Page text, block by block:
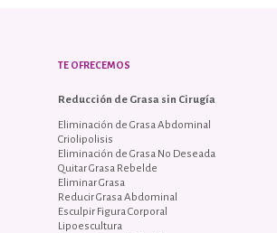
TE OFRECEMOS
Reducción de Grasa sin Cirugía
Eliminación de Grasa Abdominal
Criolipolisis
Eliminación de Grasa No Deseada
Quitar Grasa Rebelde
Eliminar Grasa
Reducir Grasa Abdominal
Esculpir Figura Corporal
Lipoescultura